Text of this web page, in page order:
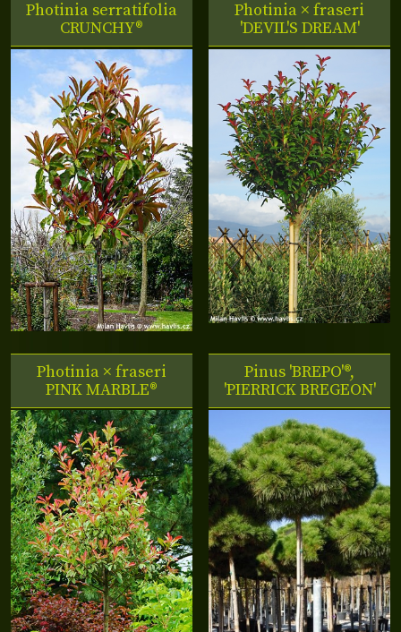
Photinia serratifolia
CRUNCHY®
Photinia × fraseri
'DEVIL'S DREAM'
Photinia × fraseri
PINK MARBLE®
Pinus 'BREPO'®,
'PIERRICK BREGEON'